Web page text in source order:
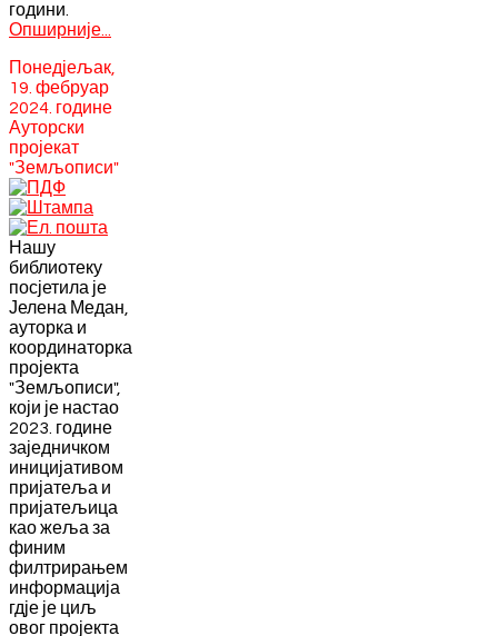
години.
Опширније...
Понедјељак,
19. фебруар
2024. године
Ауторски
пројекат
"Земљописи"
Нашу
библиотеку
посјетила је
Јелена Медан,
ауторка и
координаторка
пројекта
"Земљописи",
који је настао
2023. године
заједничком
иницијативом
пријатеља и
пријатељица
као жеља за
финим
филтрирањем
информација
гдје је циљ
овог пројекта